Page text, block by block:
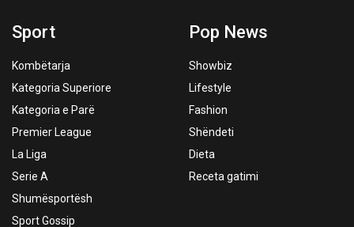
Sport
Kombëtarja
Kategoria Superiore
Kategoria e Parë
Premier League
La Liga
Serie A
Shumësportësh
Sport Gossip
Pop News
Showbiz
Lifestyle
Fashion
Shëndeti
Dieta
Receta gatimi